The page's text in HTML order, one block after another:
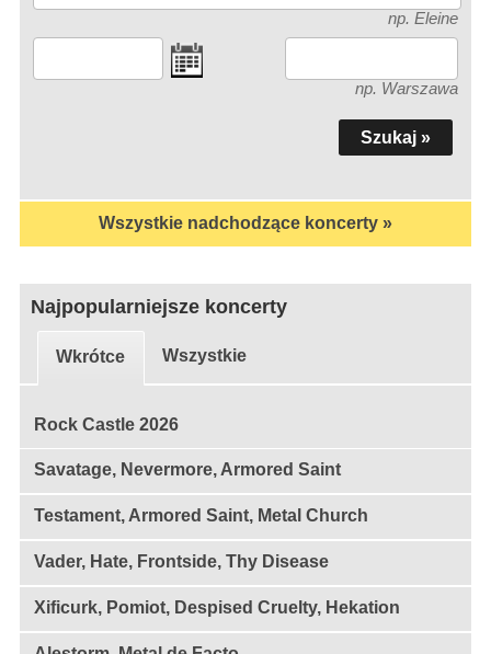
np. Eleine
np. Warszawa
Wszystkie nadchodzące koncerty »
Najpopularniejsze koncerty
Wkrótce Wszystkie
Rock Castle 2026
Savatage, Nevermore, Armored Saint
Testament, Armored Saint, Metal Church
Vader, Hate, Frontside, Thy Disease
Xificurk, Pomiot, Despised Cruelty, Hekation